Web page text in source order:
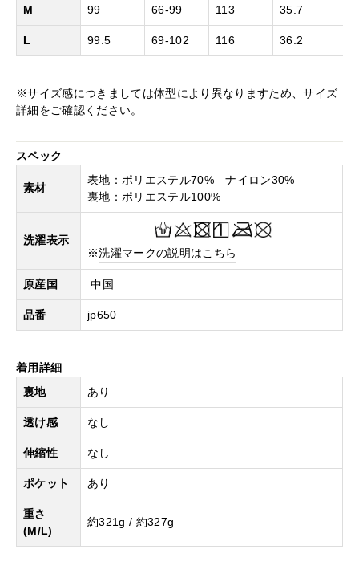
M 99 66-99 113 35.7
L 99.5 69-102 116 36.2
※サイズ感につきましては体型により異なりますため、サイズ
詳細をご確認ください。
スペック
素材
表地：ポリエステル70% ナイロン30%
裏地：ポリエステル100%
洗濯表示
※洗濯マークの説明はこちら
原産国 中国
品番 jp650
着用詳細
裏地
あり
透け感 なし
伸縮性 なし
ポケット あり
重さ
(M/L)
約321g / 約327g